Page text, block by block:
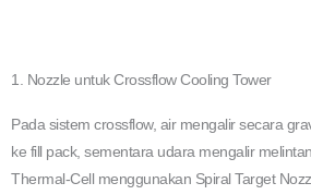
1. Nozzle untuk Crossflow Cooling Tower
Pada sistem crossflow, air mengalir secara
ke fill pack, sementara udara mengalir
Thermal-Cell menggunakan Spiral Target